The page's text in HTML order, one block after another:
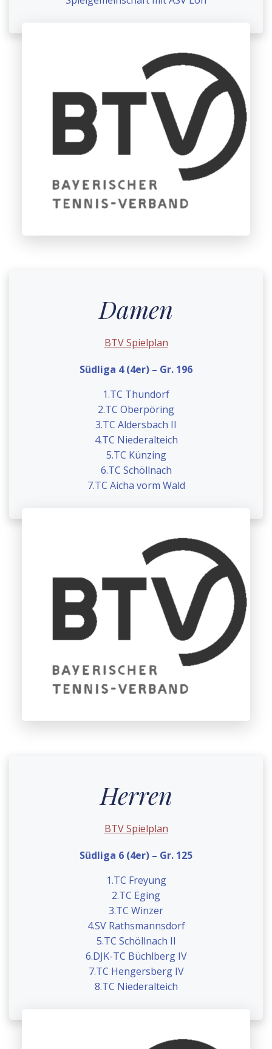
Damen
BTV Spielplan
Südliga 4 (4er) – Gr. 196
1.TC Thundorf
2.TC Oberpöring
3.TC Aldersbach II
4.TC Niederalteich
5.TC Künzing
6.TC Schöllnach
7.TC Aicha vorm Wald
Herren
BTV Spielplan
Südliga 6 (4er) – Gr. 125
1.TC Freyung
2.TC Eging
3.TC Winzer
4.SV Rathsmannsdorf
5.TC Schöllnach II
6.DJK-TC Büchlberg IV
7.TC Hengersberg IV
8.TC Niederalteich